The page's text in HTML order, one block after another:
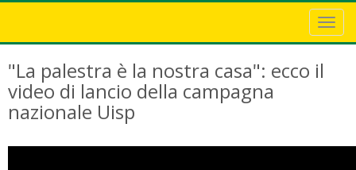
"La palestra è la nostra casa": ecco il
video di lancio della campagna
nazionale Uisp